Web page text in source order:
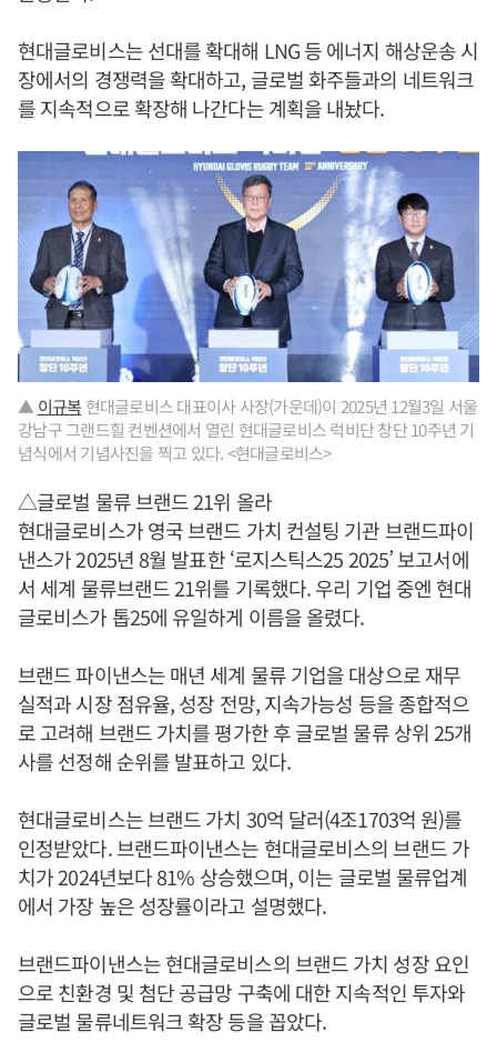
현대글로비스는 선대를 확대해 LNG 등 에너지 해상운송 시
장에서의 경쟁력을 확대하고, 글로벌 화주들과의 네트워크
를 지속적으로 확장해 나간다는 계획을 내놨다.
▲ 이규복 현대글로비스 대표이사 사장(가운데)이 2025년 12월3일 서울
강남구 그랜드힐 컨벤션에서 열린 현대글로비스 럭비단 창단 10주년 기
념식에서 기념사진을 찍고 있다. <현대글로비스>
△글로벌 물류 브랜드 21위 올라
현대글로비스가 영국 브랜드 가치 컨설팅 기관 브랜드파이
낸스가 2025년 8월 발표한 ‘로지스틱스25 2025’ 보고서에
서 세계 물류브랜드 21위를 기록했다. 우리 기업 중엔 현대
글로비스가 톱25에 유일하게 이름을 올렸다.
브랜드 파이낸스는 매년 세계 물류 기업을 대상으로 재무
실적과 시장 점유율, 성장 전망, 지속가능성 등을 종합적으
로 고려해 브랜드 가치를 평가한 후 글로벌 물류 상위 25개
사를 선정해 순위를 발표하고 있다.
현대글로비스는 브랜드 가치 30억 달러(4조1703억 원)를
인정받았다. 브랜드파이낸스는 현대글로비스의 브랜드 가
치가 2024년보다 81% 상승했으며, 이는 글로벌 물류업계
에서 가장 높은 성장률이라고 설명했다.
브랜드파이낸스는 현대글로비스의 브랜드 가치 성장 요인
으로 친환경 및 첨단 공급망 구축에 대한 지속적인 투자와
글로벌 물류네트워크 확장 등을 꼽았다.